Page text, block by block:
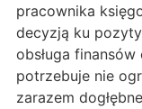
pracownika
decyzją ku
obsługa
potrzebuje nie
zarazem